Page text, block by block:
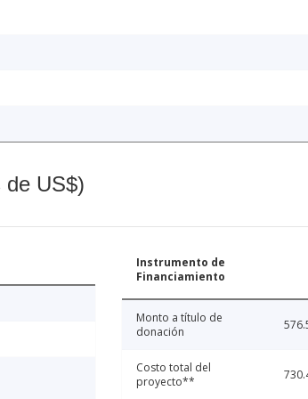
de US$)
Instrumento de
Financiamiento
Monto a título de
donación
Costo total del
proyecto**